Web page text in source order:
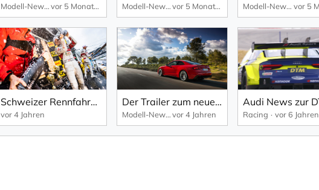
Modell-News vor 5 Monaten Modell-News vor 5 Monaten Modell-News
Schweizer Rennfahrer Nico Müller verlässt Audi Motorsport...
vor 4 Jahren
Der Trailer zum neuen Audi RS 5 Coupé mit competition plus-Paket.
Modell-Newsvor 4 Jahren Racing vor 6 Jahren